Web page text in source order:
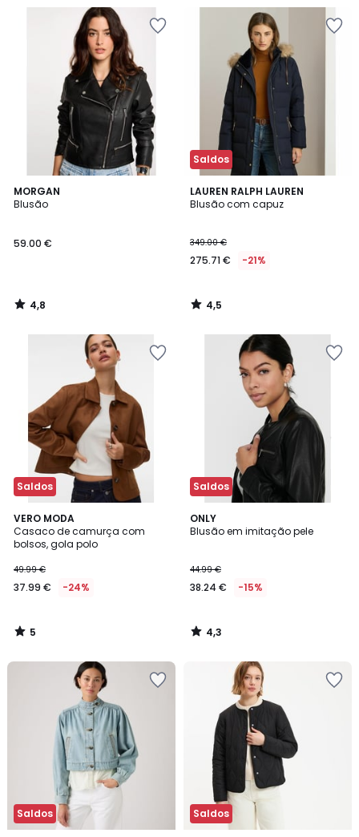
MORGAN
Blusão
59.00 €
4,8
/ 5
4,8
/
Saldos
LAUREN RALPH LAUREN
Blusão com capuz
349.00 €
275.71 € -21%
4,5
/ 5
4,5
/
Saldos
VERO MODA
Casaco de camurça com
bolsos, gola polo
49.99 €
37.99 € -24%
5
/
5
5
/
Saldos
ONLY
Blusão em imitação pele
44.99 €
38.24 € -15%
4,3
/ 5
4,3
/
Saldos Saldos